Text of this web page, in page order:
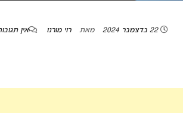
22 בדצמבר 2024 מאת רוי מורנו אין